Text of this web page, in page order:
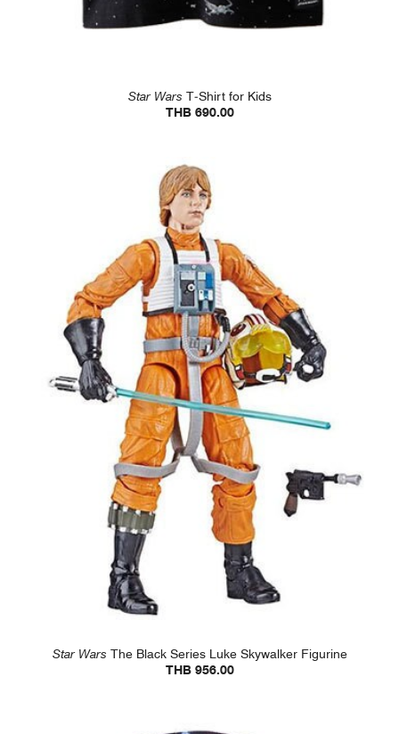
Star Wars T-Shirt for Kids
THB 690.00
Star Wars The Black Series Luke Skywalker Figurine
THB 956.00